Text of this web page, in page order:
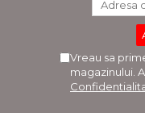
Vreau sa
magazinului.